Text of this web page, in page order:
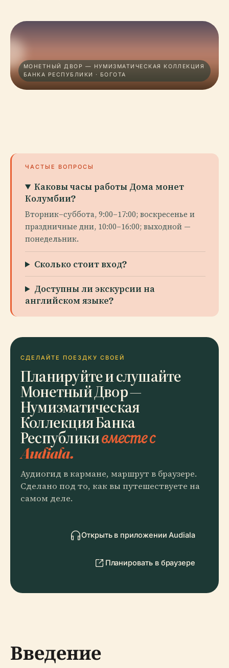
МОНЕТНЫЙ ДВОР — НУМИЗМАТИЧЕСКАЯ КОЛЛЕКЦИЯ
БАНКА РЕСПУБЛИКИ · БОГОТА
ЧАСТЫЕ ВОПРОСЫ
Каковы часы работы Дома монет
Колумбии?
Вторник–суббота, 9:00–17:00; воскресенье и
праздничные дни, 10:00–16:00; выходной —
понедельник.
Сколько стоит вход?
Доступны ли экскурсии на
английском языке?
СДЕЛАЙТЕ ПОЕЗДКУ СВОЕЙ
Планируйте и слушайте
Монетный Двор —
Нумизматическая
Коллекция Банка
Республикивместе с
Audiala.
Аудиогид в кармане, маршрут в браузере.
Сделано под то, как вы путешествуете на
самом деле.
Открыть в приложении Audiala
Планировать в браузере
Введение